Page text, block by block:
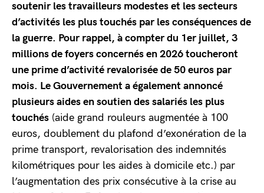
soutenir les travailleurs modestes et les secteurs
d’activités les plus touchés par les conséquences de
la guerre. Pour rappel, à compter du 1er juillet, 3
millions de foyers concernés en 2026 toucheront
une prime d’activité revalorisée de 50 euros par
mois. Le Gouvernement a également annoncé
plusieurs aides en soutien des salariés les plus
touchés (aide grand rouleurs augmentée à 100
euros, doublement du plafond d’exonération de la
prime transport, revalorisation des indemnités
kilométriques pour les aides à domicile etc.) par
l’augmentation des prix consécutive à la crise au